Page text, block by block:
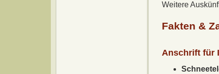
Weitere
Fakten &
Anschrift für